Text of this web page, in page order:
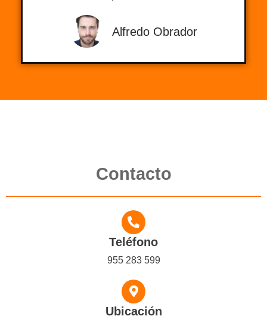
Alfredo Obrador
Contacto
Teléfono
955 283 599
Ubicación